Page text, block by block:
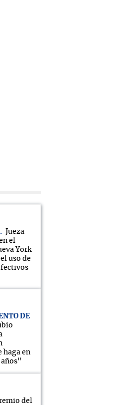
Jueza
el
York
uso de
DE
haga en
años"
del